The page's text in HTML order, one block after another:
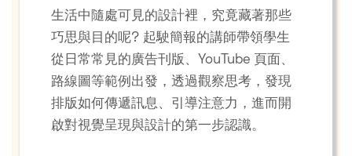
生活中隨處可見的設計裡，究竟藏著那些
巧思與目的呢? 起駛簡報的講師帶領學生
從日常常見的廣告刊版、YouTube 頁面、
路線圖等範例出發，透過觀察思考，發現
排版如何傳遞訊息、引導注意力，進而開
啟對視覺呈現與設計的第一步認識。